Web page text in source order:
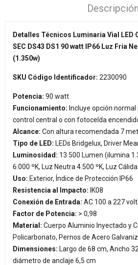
Descripción
Detalles Técnicos Luminaria Vial LED
SEC DS43 DS1 90 watt IP66 Luz Fría
(1.350w)
SKU Código Identificador: 2230090
Potencia: 90 watt
Funcionamiento: Incluye opción
control central o con fotocelda
Alcance: Con altura recomendada 7
Tipo de LED: LEDs Bridgelux, Driver
Luminosidad: 13.500 Lumen (ilumina
6.000 ºK, Luz Neutra 4.500 ºK, Luz
Uso: Exterior, Índice de Protección IP66
Resistencia al Impacto: IK08
Conexión de Entrada: AC 100 a 227
Factor de Potencia: > 0,98
Material: Cuerpo Aluminio Inyectado y
Policarbonato, Pernos de Acero
Dimensiones: Largo de 68 cm, Ancho
diámetro de anclaje 6,5 cm